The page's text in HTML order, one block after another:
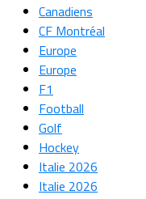
Canadiens
CF Montréal
Europe
Europe
F1
Football
Golf
Hockey
Italie 2026
Italie 2026